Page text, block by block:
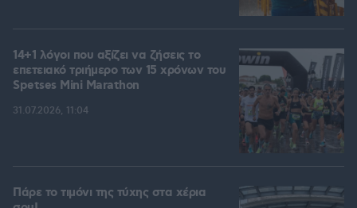
14+1 λόγοι που αξίζει να ζήσεις το
επετειακό τριήμερο των 15 χρόνων του
Spetses Mini Marathon
31.07.2026, 11:04
Πάρε το τιμόνι της τύχης στα χέρια